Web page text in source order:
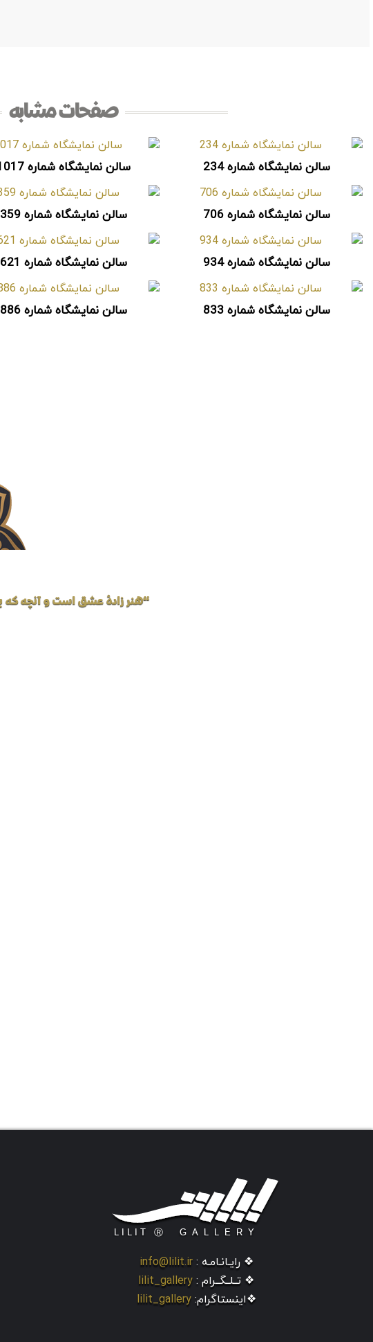
صفحات مشابه
سالن نمایشگاه شماره 234 سالن نمایشگاه شماره 1017
سالن نمایشگاه شماره 706 سالن نمایشگاه شماره 359
سالن نمایشگاه شماره 934 سالن نمایشگاه شماره 621
سالن نمایشگاه شماره 833 سالن نمایشگاه شماره 886
“هنر زادهٔ عشق است و آنچه که
❖ رایـانـامـه : info@lilit.ir
❖ تــلــگــرام : lilit_gallery
❖اینستاگرام: lilit_gallery